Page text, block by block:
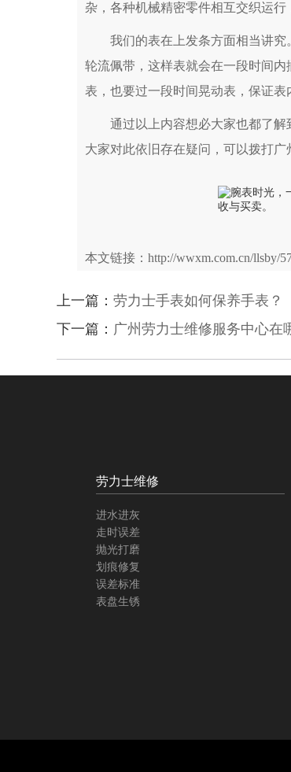
杂，各种机械精密零件相互交织运行
我们的表在上发条方面相当讲究
轮流佩带，这样表就会在一段时间
表，也要过一段时间晃动表，保证表
通过以上内容想必大家也都了解
大家对此依旧存在疑问，可以拨打广
本文链接：http://wwxm.com.cn/llsby/
上一篇： 劳力士手表如何保养手表？
下一篇： 广州劳力士维修服务中心在
劳力士维修
进水进灰
走时误差
抛光打磨
划痕修复
误差标准
表盘生锈